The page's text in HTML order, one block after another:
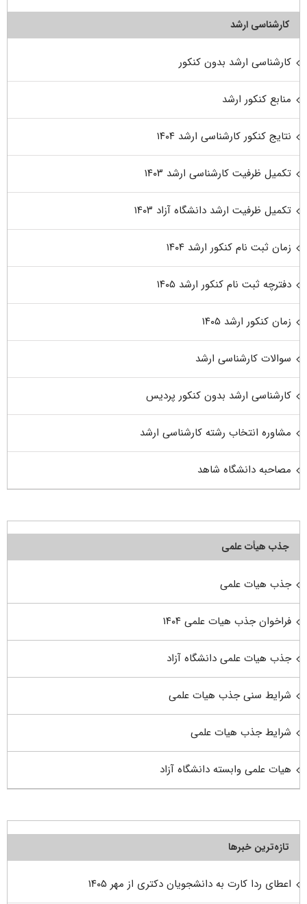
کارشناسی ارشد
کارشناسی ارشد بدون کنکور
منابع کنکور ارشد
نتایج کنکور کارشناسی ارشد ۱۴۰۴
تکمیل ظرفیت کارشناسی ارشد ۱۴۰۳
تکمیل ظرفیت ارشد دانشگاه آزاد ۱۴۰۳
زمان ثبت نام کنکور ارشد ۱۴۰۴
دفترچه ثبت نام کنکور ارشد ۱۴۰۵
زمان کنکور ارشد ۱۴۰۵
سوالات کارشناسی ارشد
کارشناسی ارشد بدون کنکور پردیس
مشاوره انتخاب رشته کارشناسی ارشد
مصاحبه دانشگاه شاهد
جذب هیأت علمی
جذب هیات علمی
فراخوان جذب هیات علمی ۱۴۰۴
جذب هیات علمی دانشگاه آزاد
شرایط سنی جذب هیات علمی
شرایط جذب هیات علمی
هیات علمی وابسته دانشگاه آزاد
تازه‌ترین خبرها
اعطای ردا کارت به دانشجویان دکتری از مهر ۱۴۰۵